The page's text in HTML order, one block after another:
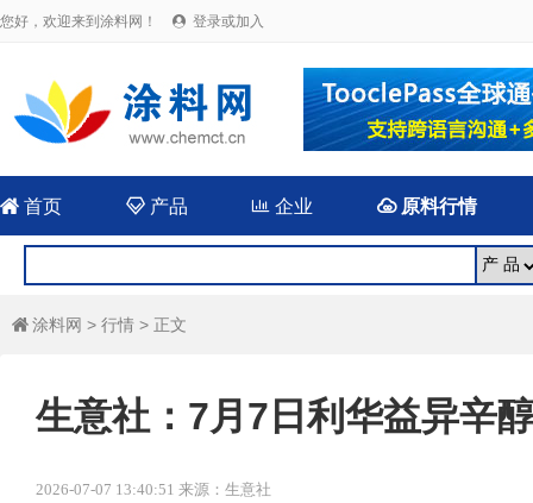
您好，欢迎来到涂料网！  登录或加入
 首页 产品  企业 原料行情
 涂料网 > 行情 > 正文
生意社：7月7日利华益异辛
2026-07-07 13:40:51 来源：生意社